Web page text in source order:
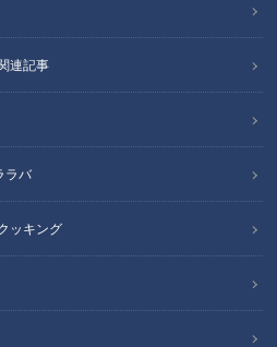
連記事
ラバ
ッキング
ギのツイ跡！都市伝説
転手が知っている都市伝説を調